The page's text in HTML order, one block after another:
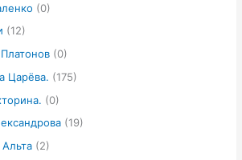
(0)
(12)
(0)
Царёва. (175)
(0)
(19)
(2)